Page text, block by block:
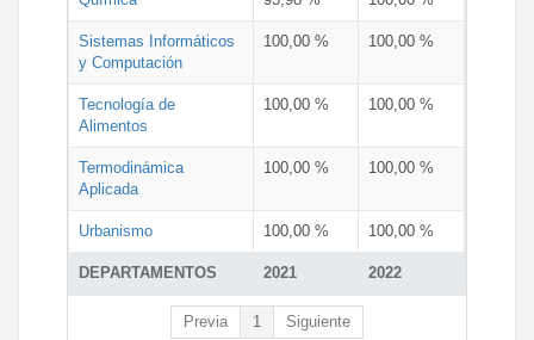
DEPARTAMENTOS 2021 2022
Sistemas Informáticos
y Computación
100,00 % 100,00 %
Tecnología de
Alimentos
100,00 % 100,00 %
Termodinámica
Aplicada
100,00 % 100,00 %
Urbanismo 100,00 % 100,00 %
Previa 1 Siguiente